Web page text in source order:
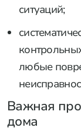
ситуаций;
любые
Важная
дома